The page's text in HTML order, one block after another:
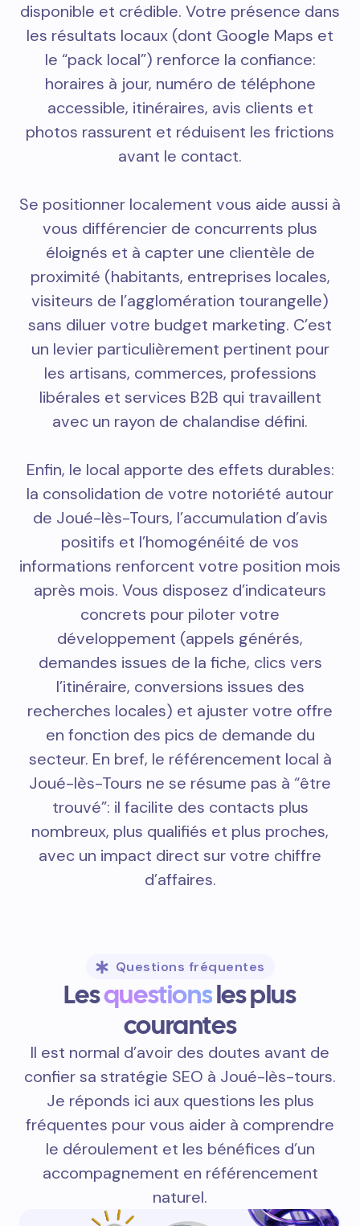
disponible et crédible. Votre présence dans
les résultats locaux (dont Google Maps et
le “pack local”) renforce la confiance:
horaires à jour, numéro de téléphone
accessible, itinéraires, avis clients et
photos rassurent et réduisent les frictions
avant le contact.
Se positionner localement vous aide aussi à
vous différencier de concurrents plus
éloignés et à capter une clientèle de
proximité (habitants, entreprises locales,
visiteurs de l’agglomération tourangelle)
sans diluer votre budget marketing. C’est
un levier particulièrement pertinent pour
les artisans, commerces, professions
libérales et services B2B qui travaillent
avec un rayon de chalandise défini.
Enfin, le local apporte des effets durables:
la consolidation de votre notoriété autour
de Joué-lès-Tours, l’accumulation d’avis
positifs et l’homogénéité de vos
informations renforcent votre position mois
après mois. Vous disposez d’indicateurs
concrets pour piloter votre
développement (appels générés,
demandes issues de la fiche, clics vers
l’itinéraire, conversions issues des
recherches locales) et ajuster votre offre
en fonction des pics de demande du
secteur. En bref, le référencement local à
Joué-lès-Tours ne se résume pas à “être
trouvé”: il facilite des contacts plus
nombreux, plus qualifiés et plus proches,
avec un impact direct sur votre chiffre
d’affaires.
Questions fréquentes
Lesquestionsles plus
courantes
Il est normal d’avoir des doutes avant de
confier sa stratégie SEO à Joué-lès-tours.
Je réponds ici aux questions les plus
fréquentes pour vous aider à comprendre
le déroulement et les bénéfices d’un
accompagnement en référencement
naturel.